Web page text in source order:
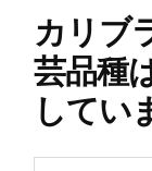
カリブ
芸品種
してい